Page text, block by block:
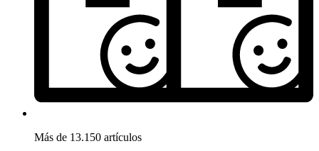
Más de 13.150 artículos